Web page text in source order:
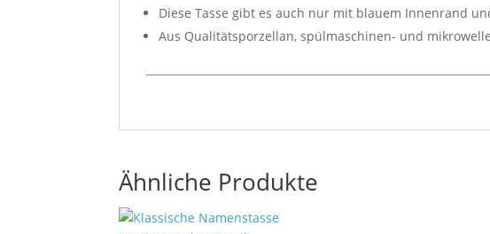
Diese Tasse gibt es auch nur mit blauem Innenrand
Aus Qualitätsporzellan, spülmaschinen- und
Ähnliche Produkte